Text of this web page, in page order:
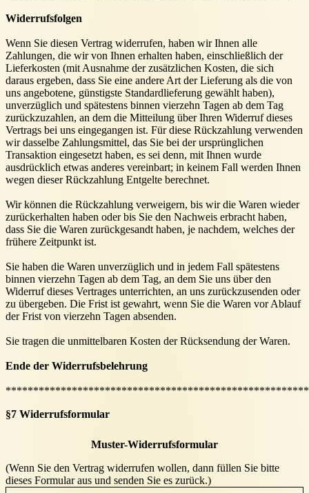
Widerrufsfolgen
Wenn Sie diesen Vertrag widerrufen, haben wir Ihnen alle
Zahlungen, die wir von Ihnen erhalten haben, einschließlich der
Lieferkosten (mit Ausnahme der zusätzlichen Kosten, die sich
daraus ergeben, dass Sie eine andere Art der Lieferung als die von
uns angebotene, günstigste Standardlieferung gewählt haben),
unverzüglich und spätestens binnen vierzehn Tagen ab dem Tag
zurückzuzahlen, an dem die Mitteilung über Ihren Widerruf dieses
Vertrags bei uns eingegangen ist. Für diese Rückzahlung verwenden
wir dasselbe Zahlungsmittel, das Sie bei der ursprünglichen
Transaktion eingesetzt haben, es sei denn, mit Ihnen wurde
ausdrücklich etwas anderes vereinbart; in keinem Fall werden Ihnen
wegen dieser Rückzahlung Entgelte berechnet.
Wir können die Rückzahlung verweigern, bis wir die Waren wieder
zurückerhalten haben oder bis Sie den Nachweis erbracht haben,
dass Sie die Waren zurückgesandt haben, je nachdem, welches der
frühere Zeitpunkt ist.
Sie haben die Waren unverzüglich und in jedem Fall spätestens
binnen vierzehn Tagen ab dem Tag, an dem Sie uns über den
Widerruf dieses Vertrages unterrichten, an uns zurückzusenden oder
zu übergeben. Die Frist ist gewahrt, wenn Sie die Waren vor Ablauf
der Frist von vierzehn Tagen absenden.
Sie tragen die unmittelbaren Kosten der Rücksendung der Waren.
Ende der Widerrufsbelehrung
§7 Widerrufsformular
Muster-Widerrufsformular
(Wenn Sie den Vertrag widerrufen wollen, dann füllen Sie bitte
dieses Formular aus und senden Sie es zurück.)